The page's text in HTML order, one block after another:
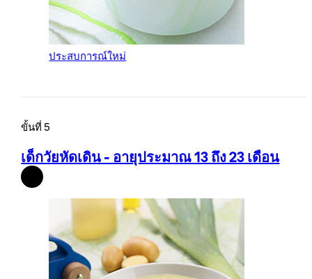
ประสบการณ์ใหม่
ขั้นที่ 5
เด็กวัยหัดเดิน - อายุประมาณ 13 ถึง 23 เดือน